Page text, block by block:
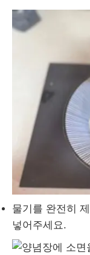
물기를 완전히
넣어주세요.